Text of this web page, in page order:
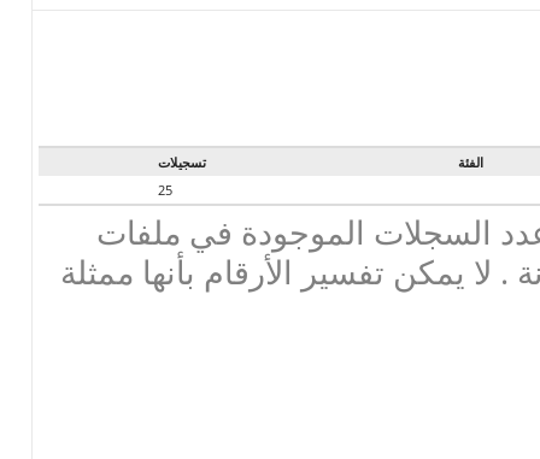
الفئة
تسجيلات
25
السجلات الموجودة في ملفات
. لا يمكن تفسير الأرقام بأنها ممثلة